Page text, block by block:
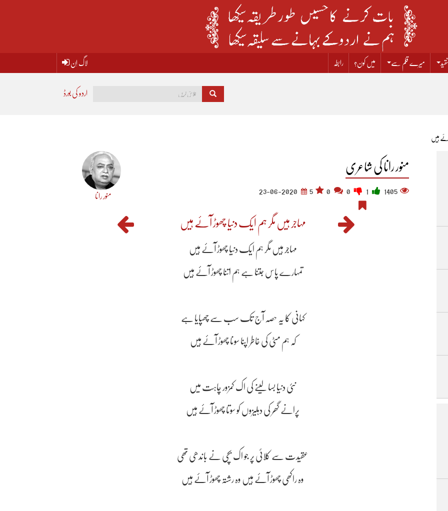
میرے قلم سے میں کون؟ رابطہ لاگ اِن
اردو کی بورڈ
آئے ہیں
منور رانا کی شاعری
منور رانا
1405
5
23-06-2020
مہاجر ہیں مگر ہم ایک دنیا چھوڑ آئے ہیں
مہاجر ہیں مگر ہم ایک دنیا چھوڑ آئے ہیں
تمہارے پاس جتنا ہے ہم اتنا چھوڑ آئے ہیں
کہانی کا یہ حصہ آج تک سب سے چھپایا ہے
کہ ہم مٹی کی خاطر اپنا سونا چھوڑ آئے ہیں
نئی دنیا بسا لینے کی اک کمزور چاہت میں
پرانے گھر کی دہلیزوں کو سوتا چھوڑ آئے ہیں
عقیدت سے کلائی پر جو اک بچی نے باندھی تھی
وہ راکھی چھوڑ آئے ہیں وہ رشتہ چھوڑ آئے ہیں